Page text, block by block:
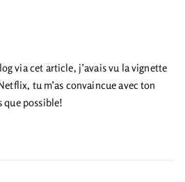
via cet article, j’avais vu la vignette
tu m’as convaincue avec ton
que possible!